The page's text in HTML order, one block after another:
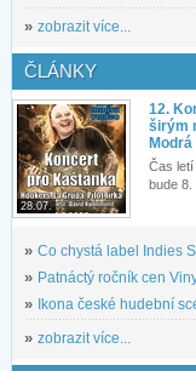
» zobrazit více...
ČLÁNKY
28.07.
12.
širým
Modrá
Čas
bude 8.
» Co chystá label Indies
» Patnáctý ročník cen
» Ikona české hudební
» zobrazit více...